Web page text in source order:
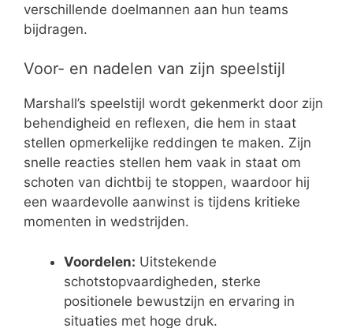
verschillende doelmannen aan hun teams
bijdragen.
Voor- en nadelen van zijn speelstijl
Marshall’s speelstijl wordt gekenmerkt door zijn
behendigheid en reflexen, die hem in staat
stellen opmerkelijke reddingen te maken. Zijn
snelle reacties stellen hem vaak in staat om
schoten van dichtbij te stoppen, waardoor hij
een waardevolle aanwinst is tijdens kritieke
momenten in wedstrijden.
Voordelen: Uitstekende
schotstopvaardigheden, sterke
positionele bewustzijn en ervaring in
situaties met hoge druk.